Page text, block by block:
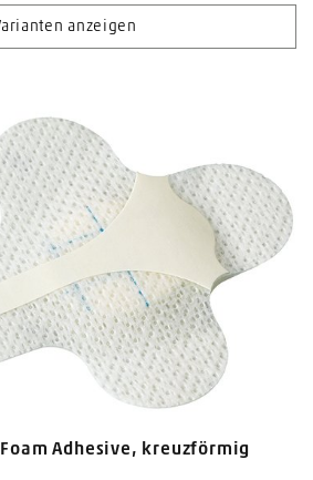
anzeigen
Foam Adhesive, kreuzförmig